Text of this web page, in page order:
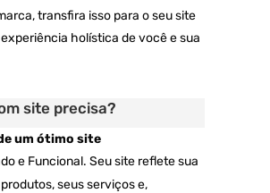
transfira isso para o seu site
holística de você e sua
site precisa?
um ótimo site
e Funcional. Seu site reflete sua
seus serviços e,